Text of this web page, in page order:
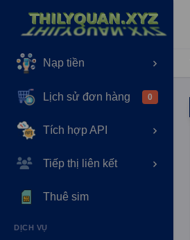
Trang chủ
Nạp tiền
Lịch sử đơn hàng 0
Tích hợp API
Tiếp thị liên kết
Thuê sim
DỊCH VỤ